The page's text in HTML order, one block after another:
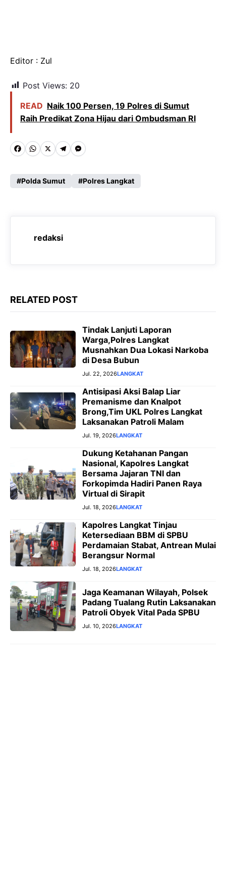
Editor : Zul
Post Views: 20
READ Naik 100 Persen, 19 Polres di Sumut
Raih Predikat Zona Hijau dari Ombudsman RI
F
c
b
k
W
a
s
A
p
X T
l
g
r
m
M
s
e
e
Polda Sumut Polres Langkat
redaksi
RELATED POST
Tindak Lanjuti Laporan
Warga,Polres Langkat
Musnahkan Dua Lokasi Narkoba
di Desa Bubun
Jul. 22, 2026LANGKAT
Antisipasi Aksi Balap Liar
Premanisme dan Knalpot
Brong,Tim UKL Polres Langkat
Laksanakan Patroli Malam
Jul. 19, 2026LANGKAT
Dukung Ketahanan Pangan
Nasional, Kapolres Langkat
Bersama Jajaran TNI dan
Forkopimda Hadiri Panen Raya
Virtual di Sirapit
Jul. 18, 2026LANGKAT
Kapolres Langkat Tinjau
Ketersediaan BBM di SPBU
Perdamaian Stabat, Antrean Mulai
Berangsur Normal
Jul. 18, 2026LANGKAT
Jaga Keamanan Wilayah, Polsek
Padang Tualang Rutin Laksanakan
Patroli Obyek Vital Pada SPBU
Jul. 10, 2026LANGKAT